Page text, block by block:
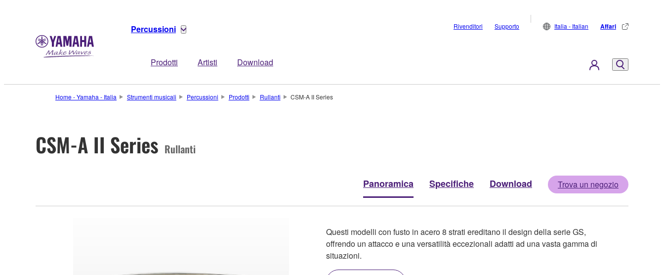
Percussioni
Prodotti Artisti Download
Rivenditori Supporto Italia - Italian Affari
Home - Yamaha - Italia Strumenti musicali Percussioni Prodotti Rullanti CSM-A II Series
CSM-A II Series Rullanti
Panoramica Specifiche Download Trova un negozio
Questi modelli con fusto in acero 8 strati ereditano il design della serie GS,
offrendo un attacco e una versatilità eccezionali adatti ad una vasta gamma di
situazioni.